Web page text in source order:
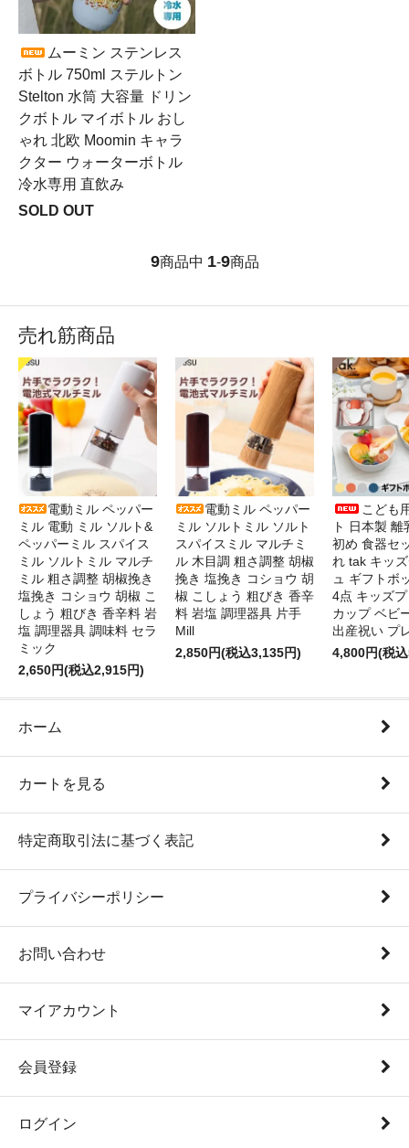
ムーミン ステンレス
ボトル 750ml ステルトン
Stelton 水筒 大容量 ドリン
クボトル マイボトル おし
ゃれ 北欧 Moomin キャラ
クター ウォーターボトル
冷水専用 直飲み
SOLD OUT
9商品中 1-9商品
売れ筋商品
電動ミル ペッパー
ミル 電動 ミル ソルト&
ペッパーミル スパイス
ミル ソルトミル マルチ
ミル 粗さ調整 胡椒挽き
塩挽き コショウ 胡椒 こ
しょう 粗びき 香辛料 岩
塩 調理器具 調味料 セラ
ミック
2,650円(税込2,915円)
電動ミル ペッパー
ミル ソルトミル ソルト
スパイスミル マルチミ
ル 木目調 粗さ調整 胡椒
挽き 塩挽き コショウ 胡
椒 こしょう 粗びき 香辛
料 岩塩 調理器具 片手
Mill
2,850円(税込3,135円)
こども
ト 日本製
初め 食器セ
れ tak キッ
ュ ギフトボ
4点 キッズ
カップ ベビ
出産祝い プ
4,800円(税
ホーム
カートを見る
特定商取引法に基づく表記
プライバシーポリシー
お問い合わせ
マイアカウント
会員登録
ログイン